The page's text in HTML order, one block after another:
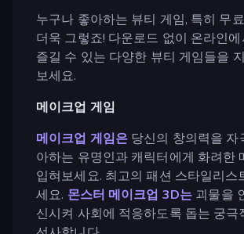
누구나 좋아하는 뷰티 게임, 특히 무
더욱 그렇죠! 다운로드 없이 온라인
즐길 수 있는 다양한 뷰티 게임들을
보세요.
메이크업 게임
메이크업 게임은 당신의 창의력을 자
아하는 유명인과 캐릭터에게 화려한
입혀보세요. 최고의 패션 스타일리스
세요. 몬스터 메이크업 3D는 괴물을
신시켜 사회에 적응하도록 돕는 궁극